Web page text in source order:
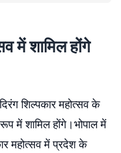
में शामिल होंगे
शिल्पकार महोत्सव के
में शामिल होंगे।भोपाल में
महोत्सव में प्रदेश के